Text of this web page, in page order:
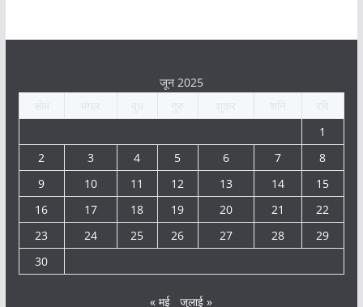
जून 2025
1
2
3 4 5 6 7
8
9
10 11 12 13 14
15
16
17 18 19 20 21
22
23
24 25 26 27 28
29
30
« मई जुलाई »